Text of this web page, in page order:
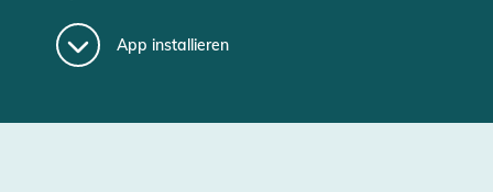
App installieren